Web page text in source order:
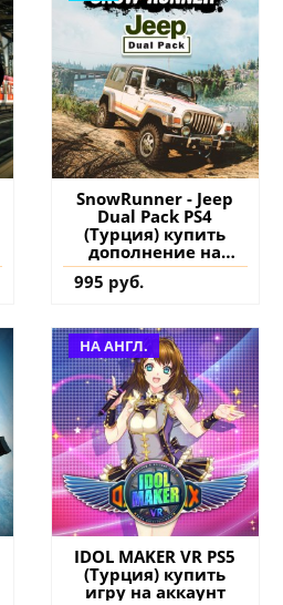
SnowRunner - Jeep
Dual Pack PS4
(Турция) купить
дополнение на
аккаунт
995 руб.
НА АНГЛ.
IDOL MAKER VR PS5
(Турция) купить
игру на аккаунт